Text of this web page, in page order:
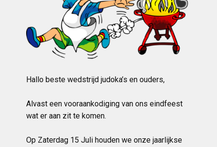
Hallo beste wedstrijd judoka’s en ouders,
Alvast een vooraankodiging van ons eindfeest
wat er aan zit te komen.
Op Zaterdag 15 Juli houden we onze jaarlijkse